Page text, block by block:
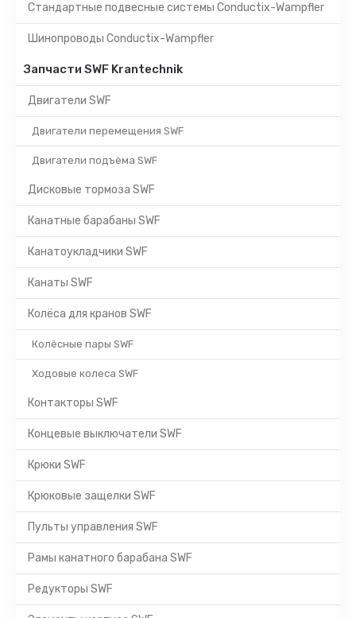
Стандартные подвесные системы Conductix-Wampfler
Шинопроводы Conductix-Wampfler
Запчасти SWF Krantechnik
Двигатели SWF
Двигатели перемещения SWF
Двигатели подъёма SWF
Дисковые тормоза SWF
Канатные барабаны SWF
Канатоукладчики SWF
Канаты SWF
Колёса для кранов SWF
Колёсные пары SWF
Ходовые колеса SWF
Контакторы SWF
Концевые выключатели SWF
Крюки SWF
Крюковые защелки SWF
Пульты управления SWF
Рамы канатного барабана SWF
Редукторы SWF